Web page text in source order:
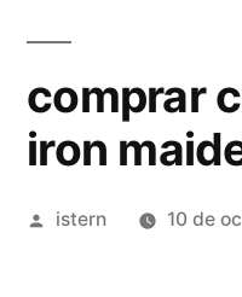
comprar
iron
Publicado
istern 10 de